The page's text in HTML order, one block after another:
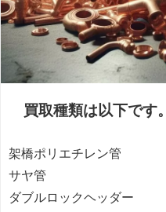
買取種類は以下です。
架橋ポリエチレン管
サヤ管
ダブルロックヘッダー